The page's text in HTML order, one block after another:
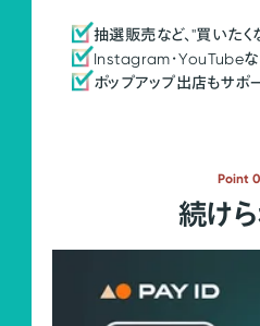
抽選販売など、"買いたく
Instagram・YouTubeな
ポップアップ出店もサポー
Point
続け